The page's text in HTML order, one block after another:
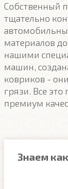
Собственный
тщательно
материалов
нашими
машин,
ковриков -
грязи. Все
премиум
Знаем